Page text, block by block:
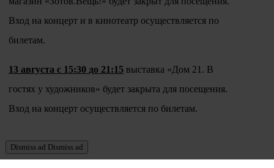
Вход на концерт и в кинотеатр осуществляется по
билетам.
13 августа с 15:30 до 21:15 выставка «Дом 21. В
гостях у художников» будет закрыта для посещения.
Вход на концерт осуществляется по билетам.
Dismiss ad Dismiss ad